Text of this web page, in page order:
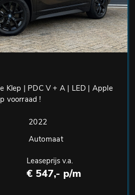
Klep | PDC V + A | LED | Apple
voorraad !
2022
Automaat
Leaseprijs v.a.
€ 547,- p/m